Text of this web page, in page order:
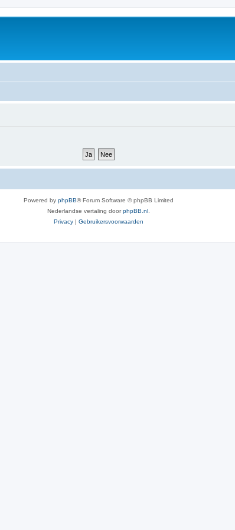
Powered by phpBB® Forum Software © phpBB Limited
Nederlandse vertaling doorphpBB.nl
Privacy | Gebruikersvoorwaarden